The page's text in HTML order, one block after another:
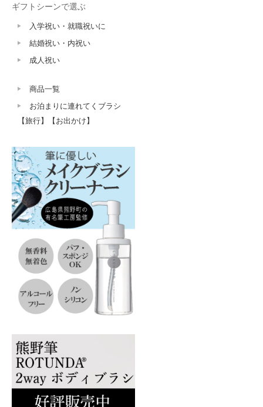
ギフトシーンで選ぶ
入学祝い・就職祝いに
結婚祝い・内祝い
成人祝い
商品一覧
お泊まりに連れてくブラシ
【旅行】【お出かけ】